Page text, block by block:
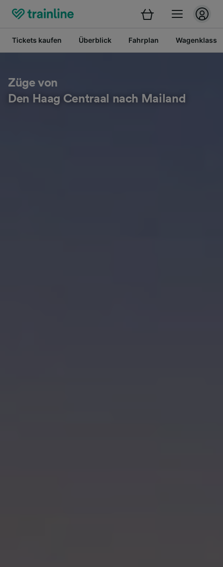
Tickets kaufen Überblick Fahrplan
Züge von
Den Haag Centraal nach Mailand